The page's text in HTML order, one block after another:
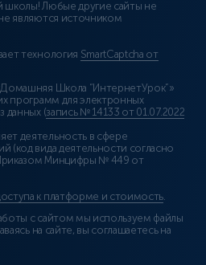
Любые другие сайты не
являются источником
технология SmartCaptcha от
Школа “ИнтернетУрок”»
программ для электронных
данных (запись № 14133 от 01.07.2022
деятельность в сфере
(код вида деятельности согласно
Минцифры № 449 от
к платформе и стоимость.
с сайтом мы используем файлы
на сайте, вы соглашаетесь на